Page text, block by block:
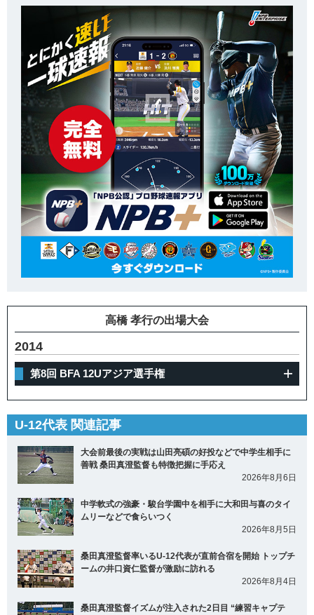
高橋 孝行の出場大会
2014
第8回 BFA 12Uアジア選手権
U-12代表 関連記事
大会前最後の実戦は山田亮碩の好投などで中学生相手に
善戦 桑田真澄監督も特徴把握に手応え
2026年8月6日
中学軟式の強豪・駿台学園中を相手に大和田与喜のタイ
ムリーなどで食らいつく
2026年8月5日
桑田真澄監督率いるU-12代表が直前合宿を開始 トップチ
ームの井口資仁監督が激励に訪れる
2026年8月4日
桑田真澄監督イズムが注入された2日目 “練習キャプテ